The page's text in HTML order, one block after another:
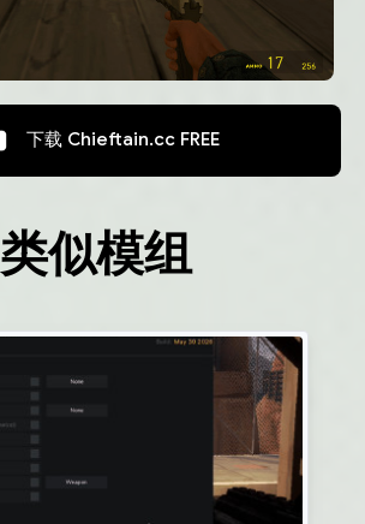
下载 Chieftain.cc FREE
类似模组